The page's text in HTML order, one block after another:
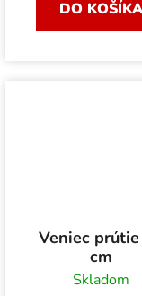
DO KOŠÍKA
Veniec
cm
Skladom